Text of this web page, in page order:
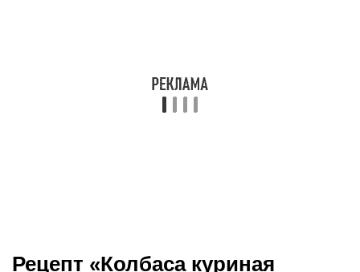
Куриное мясо порезать вместе с кожицей на
Отдельно хочу остановиться на описании специи